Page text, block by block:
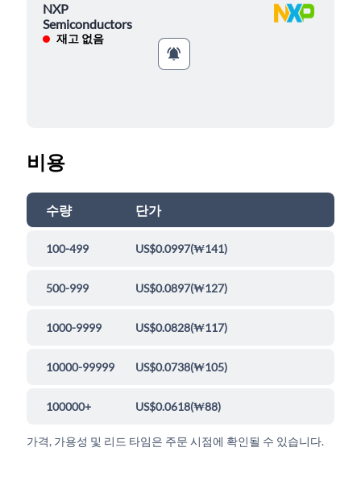
NXP
Semiconductors
재고 없음
비용
수량 단가
100-499 US$0.0997(₩141)
500-999 US$0.0897(₩127)
1000-9999 US$0.0828(₩117)
10000-99999 US$0.0738(₩105)
100000+ US$0.0618(₩88)
가격, 가용성 및 리드 타임은 주문 시점에 확인될 수 있습니다.